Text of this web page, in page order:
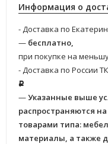
Информация о
- Доставка по
— бесплатно,
при покупке на
- Доставка по России
Р
—Указанные выше
распространяются
товарами типа:
материалы, а также